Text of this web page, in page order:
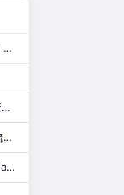
开源了！一句话，生成一个游戏！这个AI游戏机，太好玩了
电子元器件必备知识 | TVS二极管的定义、原理、类型和应用优势
从硅片到芯片：集成电路制造全流程解析
智能自举充电控制赋能高可靠性GaN驱动，纳芯微推出110V半桥驱动芯片NSD2123